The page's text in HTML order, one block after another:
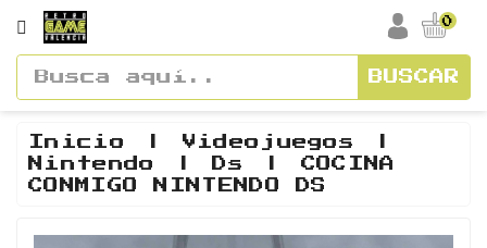
CATEGORÍA
Cajas
Y
Manuales
Consolas
0
BUSCAR
Inicio
Videojuegos
Nintendo
Ds
COCINA
CONMIGO NINTENDO DS